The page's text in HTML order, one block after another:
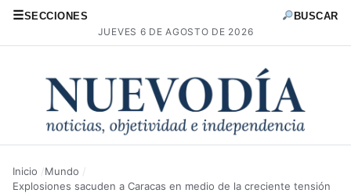
☰SECCIONES
JUEVES 6 DE AGOSTO DE 2026
BUSCAR
Inicio
Mundo
Explosiones sacuden a Caracas en medio de la creciente tensión